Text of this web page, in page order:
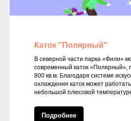
Каток "Полярный"
В северной части парка «Фили»
современный каток «Полярный»,
800 кв.м. Благодаря системе
охлаждения каток может
небольшой плюсовой
Подробнее